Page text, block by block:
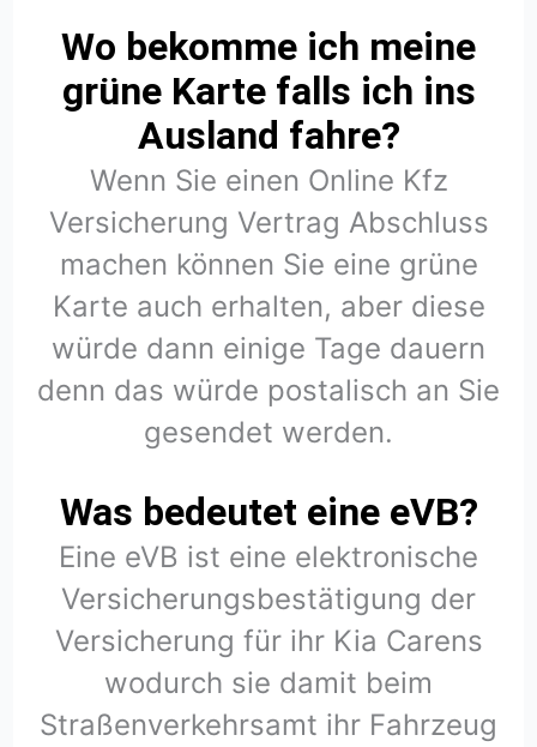
Wo bekomme ich meine
grüne Karte falls ich ins
Ausland fahre?
Wenn Sie einen Online Kfz
Versicherung Vertrag Abschluss
machen können Sie eine grüne
Karte auch erhalten, aber diese
würde dann einige Tage dauern
denn das würde postalisch an Sie
gesendet werden.
Was bedeutet eine eVB?
Eine eVB ist eine elektronische
Versicherungsbestätigung der
Versicherung für ihr Kia Carens
wodurch sie damit beim
Straßenverkehrsamt ihr Fahrzeug